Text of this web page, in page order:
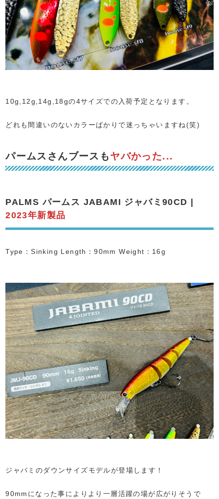
10g,12g,14g,18gの4サイズでの入荷予定となります。
どれも間違いのないカラーばかりで迷っちゃいますね(笑)
パームスさんブースもヤバかった...
PALMS パームス JABAMI ジャバミ90CD |
2023年新製品
Type：Sinking Length：90mm Weight：16g
ジャバミのダウンサイズモデルが登場します！
90mmになった事によりより一層活躍の場が広がりそうで